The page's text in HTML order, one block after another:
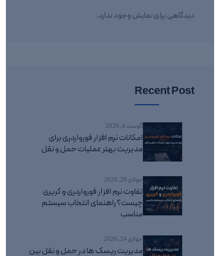
دیدگاهی برای نمایش وجود ندارد.
Recent Post
آگوست 4, 2026
امکانات نرم افزار فورواردری برای
مدیریت بهتر عملیات حمل و نقل
جولای 29, 2026
تفاوت نرم افزار فورواردری و کریری
چیست؟ راهنمای انتخاب سیستم
مناسب
جولای 24, 2026
مدیریت ریسک ها در حمل و نقل بین